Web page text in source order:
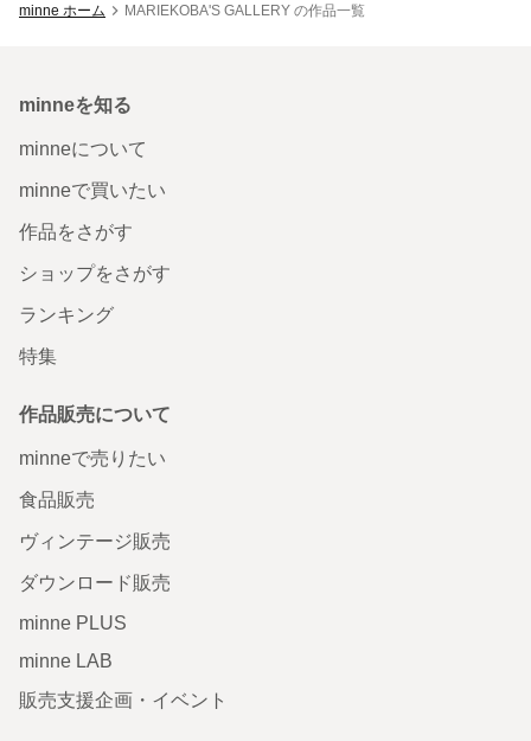
minne ホーム MARIEKOBA'S GALLERY の作品一覧
minneを知る
minneについて
minneで買いたい
作品をさがす
ショップをさがす
ランキング
特集
作品販売について
minneで売りたい
食品販売
ヴィンテージ販売
ダウンロード販売
minne PLUS
minne LAB
販売支援企画・イベント